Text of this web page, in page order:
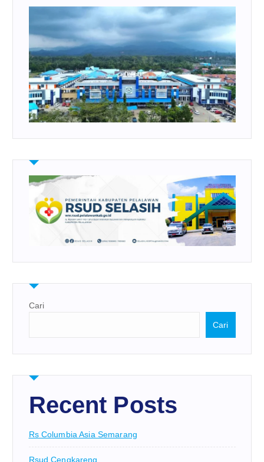
Cari
Cari
Recent Posts
Rs Columbia Asia Semarang
Rsud Cengkareng